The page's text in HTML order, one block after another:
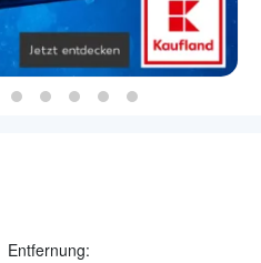
Entfernung: